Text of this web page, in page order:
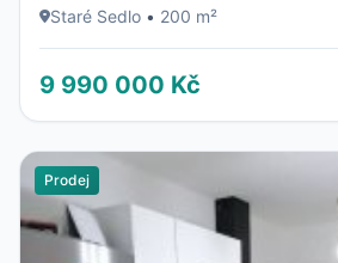
Staré Sedlo • 200 m²
9 990 000 Kč
Prodej